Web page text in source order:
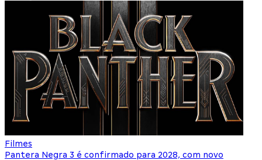
Filmes
Pantera Negra 3 é confirmado para 2028, com novo